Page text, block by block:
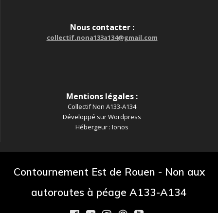
Nous contacter :
collectif.nona133a134@gmail.com
Mentions légales :
Collectif Non A133-A134
Développé sur Wordpress
Hébergeur : Ionos
Contournement Est de Rouen - Non aux
autoroutes à péage A133-A134